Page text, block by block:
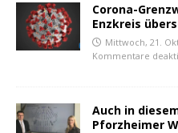
Corona-
Enzkreis
Mittwoch, 21.
Kommentare
Auch in
Pforzheimer